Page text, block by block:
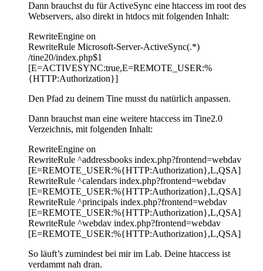
Dann brauchst du für ActiveSync eine htaccess im root des
Webservers, also direkt in htdocs mit folgenden Inhalt:
RewriteEngine on
RewriteRule Microsoft-Server-ActiveSync(.*)
/tine20/index.php$1
[E=ACTIVESYNC:true,E=REMOTE_USER:%
{HTTP:Authorization}]
Den Pfad zu deinem Tine musst du natürlich anpassen.
Dann brauchst man eine weitere htaccess im Tine2.0
Verzeichnis, mit folgenden Inhalt:
RewriteEngine on
RewriteRule ^addressbooks index.php?frontend=webdav
[E=REMOTE_USER:%{HTTP:Authorization},L,QSA]
RewriteRule ^calendars index.php?frontend=webdav
[E=REMOTE_USER:%{HTTP:Authorization},L,QSA]
RewriteRule ^principals index.php?frontend=webdav
[E=REMOTE_USER:%{HTTP:Authorization},L,QSA]
RewriteRule ^webdav index.php?frontend=webdav
[E=REMOTE_USER:%{HTTP:Authorization},L,QSA]
So läuft’s zumindest bei mir im Lab. Deine htaccess ist
verdammt nah dran.